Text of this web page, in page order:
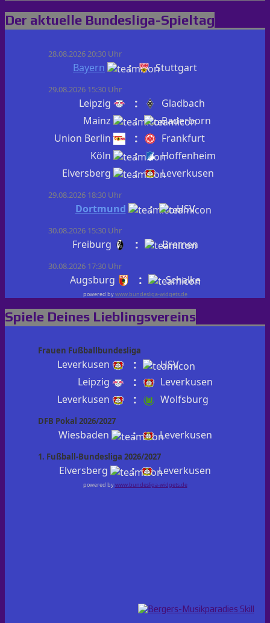
Der aktuelle Bundesliga-Spieltag
28.08.2026 20:30 Uhr
Bayern : Stuttgart
29.08.2026 15:30 Uhr
Leipzig :
Gladbach
Mainz
:
Paderborn
Union Berlin
:
Frankfurt
Köln
:
Hoffenheim
Elversberg
: Leverkusen
29.08.2026 18:30 Uhr
Dortmund : HSV
30.08.2026 15:30 Uhr
Freiburg : Bremen
30.08.2026 17:30 Uhr
Augsburg : Schalke
powered bywww.bundesliga-widgets.de
Spiele Deines Lieblingsvereins
Frauen Fußballbundesliga
Leverkusen :
HSV
Leipzig
:
Leverkusen
Leverkusen
: Wolfsburg
DFB Pokal 2026/2027
Wiesbaden : Leverkusen
1. Fußball-Bundesliga 2026/2027
Elversberg : Leverkusen
powered bywww.bundesliga-widgets.de